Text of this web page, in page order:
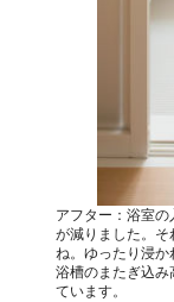
アフター：浴室
が減りました。
ね。ゆったり浸か
浴槽のまたぎ込み
ています。